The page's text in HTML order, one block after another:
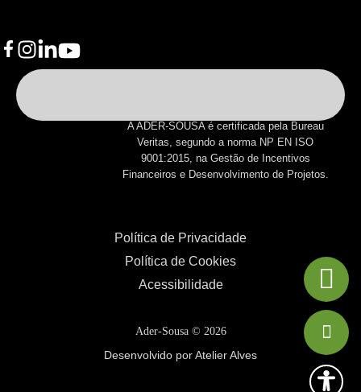
A ADER-SOUSA é certificada pela Bureau
Veritas, segundo a norma NP EN ISO
9001:2015, na Gestão de Incentivos
Financeiros e Desenvolvimento de Projetos.
Política de Privacidade
Política de Cookies
Acessibilidade
Ader-Sousa © 2026
Desenvolvido por Atelier Alves